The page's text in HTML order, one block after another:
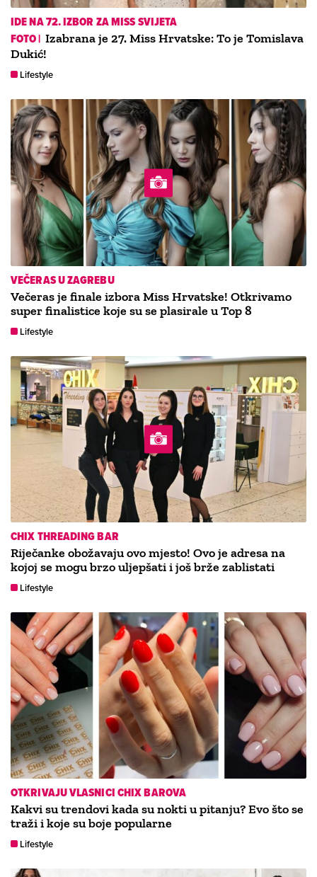
IDE NA 72. IZBOR ZA MISS SVIJETA
FOTO | Izabrana je 27. Miss Hrvatske: To je Tomislava
Dukić!
Lifestyle
VEČERAS U ZAGREBU
Večeras je finale izbora Miss Hrvatske! Otkrivamo
super finalistice koje su se plasirale u Top 8
Lifestyle
CHIX THREADING BAR
Riječanke obožavaju ovo mjesto! Ovo je adresa na
kojoj se mogu brzo uljepšati i još brže zablistati
Lifestyle
OTKRIVAJU VLASNICI CHIX BAROVA
Kakvi su trendovi kada su nokti u pitanju? Evo što se
traži i koje su boje popularne
Lifestyle